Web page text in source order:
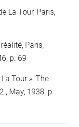
La Tour, Paris,
Paris,
p. 69
Tour », The
, May, 1938, p.